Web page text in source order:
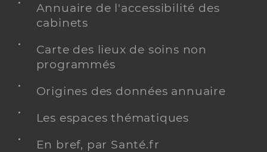
Annuaire de l'accessibilité des
cabinets
Carte des lieux de soins non
programmés
Origines des données annuaire
Les espaces thématiques
En bref, par Santé.fr